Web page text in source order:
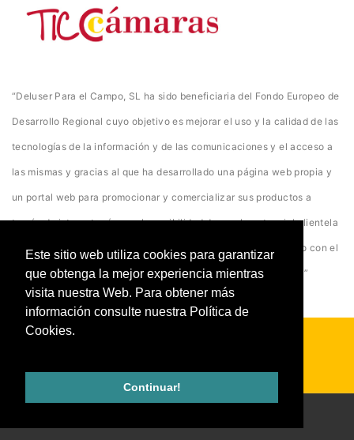
Este sitio web utiliza cookies para garantizar
que obtenga la mejor experiencia mientras
visita nuestra Web. Para obtener más
información consulte nuestra Política de
Cookies.
Continuar!
“Deluser Para el Campo, SL ha sido beneficiaria del Fondo Europeo de
Desarrollo Regional cuyo objetivo es mejorar el uso y la calidad de las
tecnologías de la información y de las comunicaciones y el acceso a
las mismas y gracias al que ha desarrollado una página web propia y
un portal web para promocionar y comercializar sus productos a
través de internet así como la posibilidad de que la potencial clientela
acceda a ella desde cualquier dispositivo. Para ello ha contado con el
apoyo del programa TICCámaras de la Cámara de Ciudad Real”
Diseño&Programación:GuianeTT Diseños